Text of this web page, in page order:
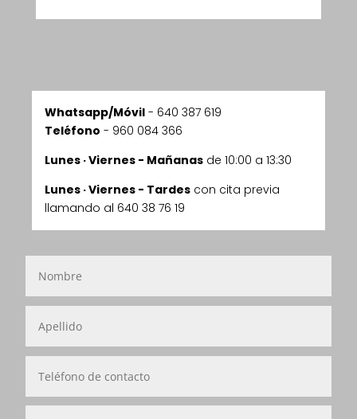
Whatsapp/Móvil - 640 387 619
Teléfono - 960 084 366
Lunes · Viernes - Mañanas de 10:00 a 13:30
Lunes · Viernes - Tardes con cita previa
llamando al 640 38 76 19